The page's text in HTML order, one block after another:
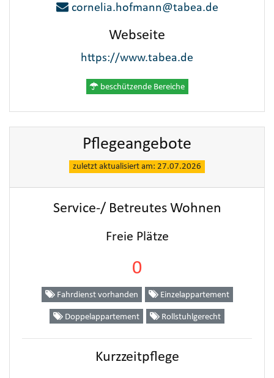
cornelia.hofmann@tabea.de
Webseite
https://www.tabea.de
beschützende Bereiche
Pflegeangebote
zuletzt aktualisiert am: 27.07.2026
Service-/ Betreutes Wohnen
Freie Plätze
0
Fahrdienst vorhanden Einzelappartement
Doppelappartement Rollstuhlgerecht
Kurzzeitpflege